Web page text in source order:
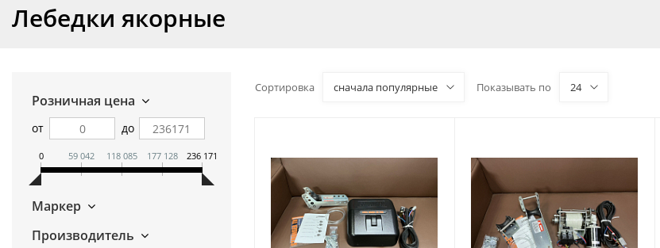
Лебедки якорные
Розничная цена
от до
0 59 042 118 085 177 128 236 171
Маркер
Производитель
Сортировка сначала популярные Показывать по 24